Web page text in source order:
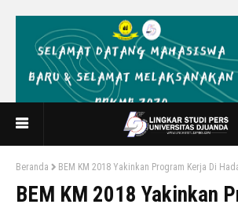
Beranda BEM KM 2018 Yakinkan Program Kerja Di
BEM KM 2018 Yakinkan